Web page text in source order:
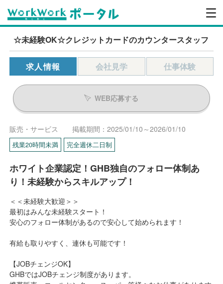
☆未経験OK☆クレジットカードのカウンタースタッフ
求人情報 会社見学 仕事体験
WEB応募する
販売・サービス 掲載期間：2025/01/10～2026/01/10
残業20時間未満 完全週休二日制
ホワイト企業認定！GHB独自のフォロー体制あ
り！未経験からスキルアップ！
＜＜未経験大歓迎＞＞
最初はみんな未経験スタート！
安心のフォロー体制があるので安心して始められます！
有給も取りやすく、連休も可能です！
【JOBチェンジOK】
GHBではJOBチェンジ制度があります。